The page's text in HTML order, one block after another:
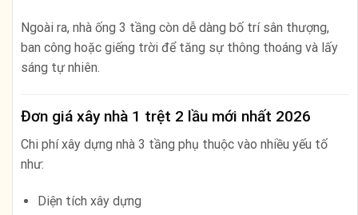
Ngoài ra, nhà ống 3 tầng còn dễ dàng bố trí sân thượng,
ban công hoặc giếng trời để tăng sự thông thoáng và lấy
sáng tự nhiên.
Đơn giá xây nhà 1 trệt 2 lầu mới nhất 2026
Chi phí xây dựng nhà 3 tầng phụ thuộc vào nhiều yếu tố
như:
Diện tích xây dựng